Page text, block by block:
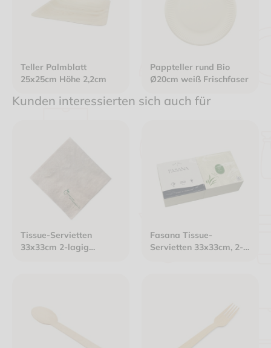
Teller Palmblatt
25x25cm Höhe 2,2cm
Pappteller rund Bio
Ø20cm weiß Frischfaser
Kunden interessierten sich auch für
Tissue-Servietten
33x33cm 2-lagig
Fasana Tissue-
Servietten 33x33cm, 2-